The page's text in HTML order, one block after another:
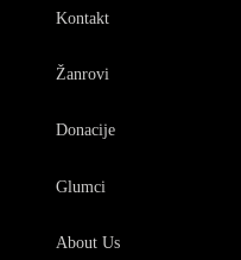
Kontakt
Žanrovi
Donacije
Glumci
About Us